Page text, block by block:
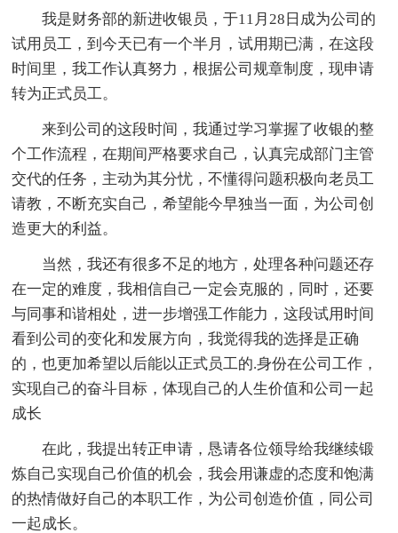
我是财务部的新进收银员，于11月28日成为公司的
试用员工，到今天已有一个半月，试用期已满，在这段
时间里，我工作认真努力，根据公司规章制度，现申请
转为正式员工。
来到公司的这段时间，我通过学习掌握了收银的整
个工作流程，在期间严格要求自己，认真完成部门主管
交代的任务，主动为其分忧，不懂得问题积极向老员工
请教，不断充实自己，希望能今早独当一面，为公司创
造更大的利益。
当然，我还有很多不足的地方，处理各种问题还存
在一定的难度，我相信自己一定会克服的，同时，还要
与同事和谐相处，进一步增强工作能力，这段试用时间
看到公司的变化和发展方向，我觉得我的选择是正确
的，也更加希望以后能以正式员工的.身份在公司工作，
实现自己的奋斗目标，体现自己的人生价值和公司一起
成长
在此，我提出转正申请，恳请各位领导给我继续锻
炼自己实现自己价值的机会，我会用谦虚的态度和饱满
的热情做好自己的本职工作，为公司创造价值，同公司
一起成长。